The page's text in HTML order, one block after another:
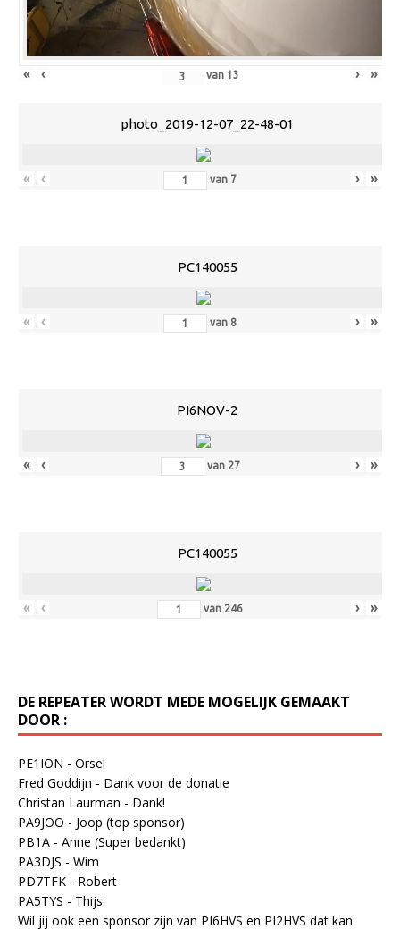
« ‹ van 13 › »
photo_2019-12-07_22-48-01
« ‹ van 7 › »
PC140055
« ‹ van 8 › »
PI6NOV-2
« ‹ van 27 › »
PC140055
« ‹ van 246 › »
DE REPEATER WORDT MEDE MOGELIJK GEMAAKT
DOOR :
PE1ION - Orsel
Fred Goddijn - Dank voor de donatie
Christan Laurman - Dank!
PA9JOO - Joop (top sponsor)
PB1A - Anne (Super bedankt)
PA3DJS - Wim
PD7TFK - Robert
PA5TYS - Thijs
Wil jij ook een sponsor zijn van PI6HVS en PI2HVS dat kan